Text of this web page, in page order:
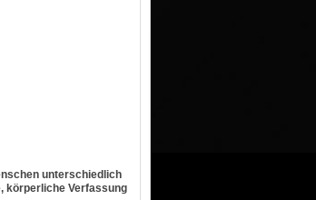
unterschiedlich
körperliche Verfassung